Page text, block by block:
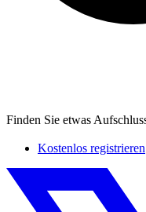
Finden Sie etwas
Kostenlos registrieren